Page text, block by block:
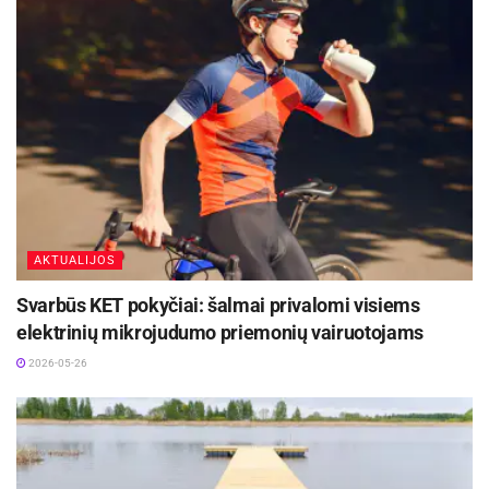
galite rasti čia.
Lėšos paminklui statyti renkamos iš privačių
aukotojų bei įmonių ir organizacijų. Jas renka VšĮ
Kristupo Radvilos Perkūno paminklo fondas.
Paramą paminklo kūrimui ir statybai galima
pervesti:
Kristupo Radvilos Perkūno paminklo fondas
Įmonės kodas: 305920219, Banko sąskaita
LT517182500008700918
Paskirtis: Paminklui Kristupui Radvilai Perkūnui
Daugiau informacijos apie Kristupo Radvilos
Perkūno paminklo fondą
rasitewww.radvilaperkunas.lt.
AKTUALIJOS
Svarbūs KET pokyčiai: šalmai privalomi visiems
elektrinių mikrojudumo priemonių vairuotojams
2026-05-26